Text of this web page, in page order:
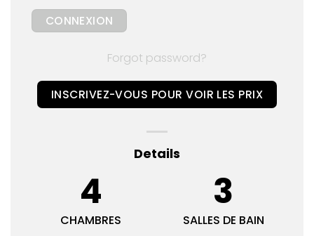
Forgot password?
INSCRIVEZ-VOUS POUR VOIR LES PRIX
Details
4
CHAMBRES
3
SALLES DE BAIN